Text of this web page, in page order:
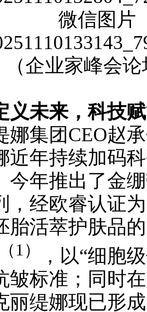
（企业家峰会
义未来，科技
娜集团CEO赵
近年持续加码
今年推出了金
，经欧睿认证
胎活萃护肤品
（ 1 ）
，以“细胞
皱标准；同时
丽缇娜现已形